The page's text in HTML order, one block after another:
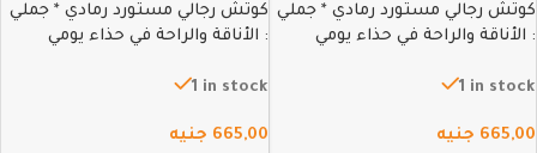
كوتش رجالي مستورد رمادي * جملي
: الأناقة والراحة في حذاء يومي
1 in stock
665,00 جنيه
كوتش رجالي مستورد رمادي * جملي
: الأناقة والراحة في حذاء يومي
1 in stock
665,00 جنيه